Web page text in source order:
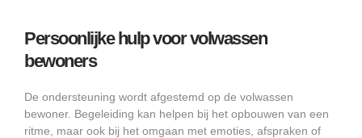
Persoonlijke hulp voor volwassen
bewoners
De ondersteuning wordt afgestemd op de volwassen
bewoner. Begeleiding kan helpen bij het opbouwen van een
ritme, maar ook bij het omgaan met emoties, afspraken of